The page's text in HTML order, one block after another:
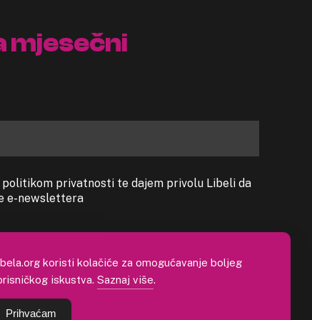
mjesečni
privatnosti te dajem privolu Libeli da
e-newslettera
koristi kolačiće za omogućavanje boljeg
iskustva. Saznaj više.
Prihvaćam